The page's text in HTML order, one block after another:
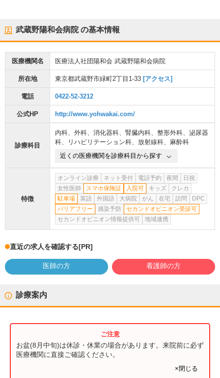
武蔵野陽和会病院の基本情報
医療機関名 医療法人社団陽和会 武蔵野陽和会病院
所在地 東京都武蔵野市緑町2丁目1-33 [アクセス]
電話 0422-52-3212
公式HP http://www.yohwakai.com/
診療科目
内科、 外科、 消化器科、 腎臓内科、 整形外科、 泌尿器
科、 リハビリテーション科、 放射線科、 麻酔科
近くの医療機関を診療科目から探す
特徴
オンライン診療 ネット受付 電話予約 夜間
日祝
女性医師
スマホ保険証 入院可 キッズ
クレカ
駐車場
英語 外国語 大病院 がん 在宅 訪問
DPC
バリアフリー
感染予防
セカンドオピニオン受診可
セカンドオピニオン情報提供可
地域連携
直近の求人を確認する[PR]
医師の方 看護師の方
診療案内
お盆(8月中旬)は休診・休業の場合があります。来院前に必ず
医療機関に直接ご確認ください。
×閉じる